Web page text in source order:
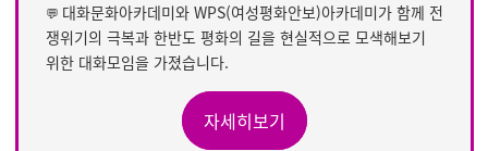
💬 대화문화아카데미와 WPS(여성평화안보)아카데미가 함께 전
쟁위기의 극복과 한반도 평화의 길을 현실적으로 모색해보기
위한 대화모임을 가졌습니다.
자세히보기